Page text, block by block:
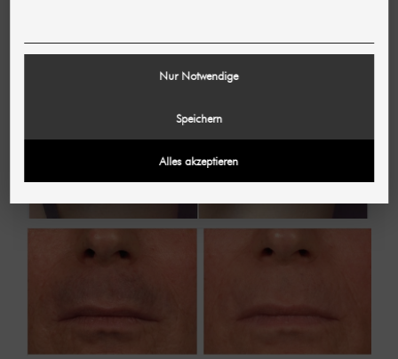
Nur Notwendige
Speichern
Alles akzeptieren